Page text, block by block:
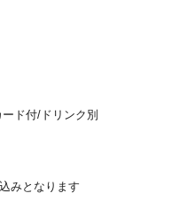
ード付/ドリンク別
みとなります